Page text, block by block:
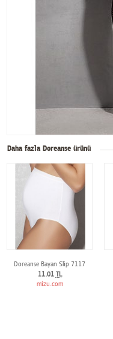
Daha fazla Doreanse ürünü
Doreanse Bayan Slip 7117
11.01 TL
mizu.com